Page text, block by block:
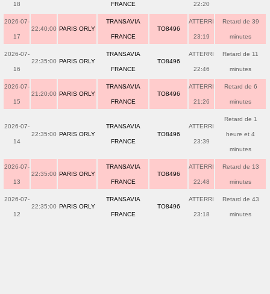
18 FRANCE 22:20
2026-07-
17
22:40:00 PARIS ORLY
TRANSAVIA
FRANCE
TO8496
ATTERRI
23:19
Retard de 39
minutes
2026-07-
16
22:35:00 PARIS ORLY
TRANSAVIA
FRANCE
TO8496
ATTERRI
22:46
Retard de 11
minutes
2026-07-
15
21:20:00 PARIS ORLY
TRANSAVIA
FRANCE
TO8496
ATTERRI
21:26
Retard de 6
minutes
2026-07-
14
22:35:00 PARIS ORLY
TRANSAVIA
FRANCE
TO8496
ATTERRI
23:39
Retard de 1
heure et 4
minutes
2026-07-
13
22:35:00 PARIS ORLY
TRANSAVIA
FRANCE
TO8496
ATTERRI
22:48
Retard de 13
minutes
2026-07-
12
22:35:00 PARIS ORLY
TRANSAVIA
FRANCE
TO8496
ATTERRI
23:18
Retard de 43
minutes